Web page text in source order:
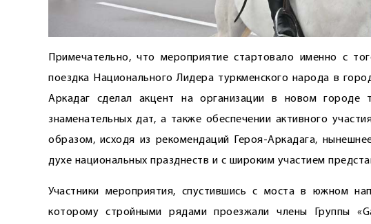
Примечательно, что мероприятие стартовало именно с
поездка Национального Лидера туркменского народа в
Аркадаг сделал акцент на организации в новом
знаменательных дат, а также обеспечении активного
образом, исходя из рекомендаций Героя-Аркадага,
духе национальных празднеств и с широким участием
Участники мероприятия, спустившись с моста в южном
которому стройными рядами проезжали члены Группы